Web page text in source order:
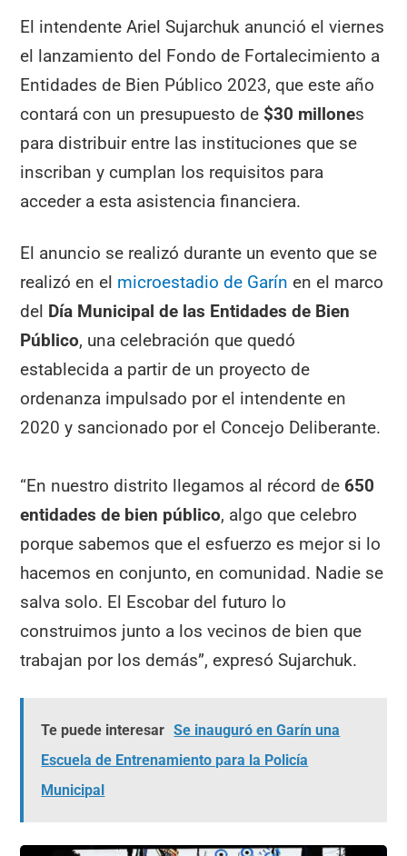
El intendente Ariel Sujarchuk anunció el viernes
el lanzamiento del Fondo de Fortalecimiento a
Entidades de Bien Público 2023, que este año
contará con un presupuesto de $30 millones
para distribuir entre las instituciones que se
inscriban y cumplan los requisitos para
acceder a esta asistencia financiera.
El anuncio se realizó durante un evento que se
realizó en el microestadio de Garín en el marco
del Día Municipal de las Entidades de Bien
Público, una celebración que quedó
establecida a partir de un proyecto de
ordenanza impulsado por el intendente en
2020 y sancionado por el Concejo Deliberante.
“En nuestro distrito llegamos al récord de 650
entidades de bien público, algo que celebro
porque sabemos que el esfuerzo es mejor si lo
hacemos en conjunto, en comunidad. Nadie se
salva solo. El Escobar del futuro lo
construimos junto a los vecinos de bien que
trabajan por los demás”, expresó Sujarchuk.
Te puede interesar Se inauguró en Garín una
Escuela de Entrenamiento para la Policía
Municipal